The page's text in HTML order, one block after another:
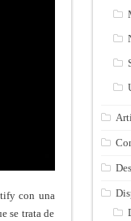
con una
se trata de